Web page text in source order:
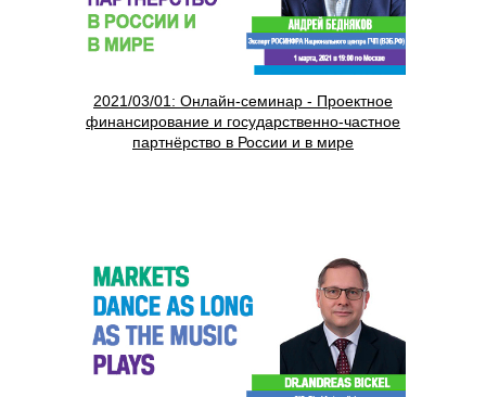
2021/03/01: Онлайн-семинар - Проектное
финансирование и государственно-частное
партнёрство в России и в мире